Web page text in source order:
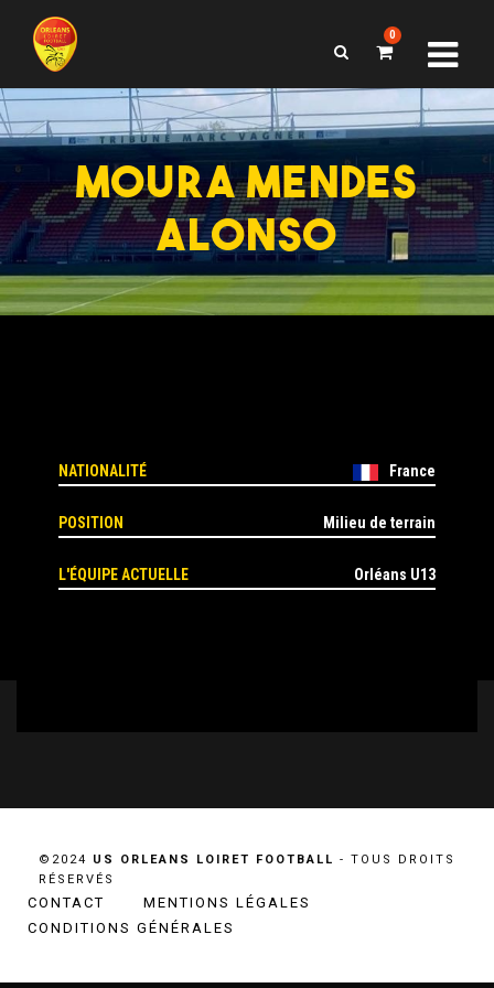
0
MOURA MENDES
ALONSO
NATIONALITÉ France
POSITION Milieu de terrain
L'ÉQUIPE ACTUELLE Orléans U13
©2024 US ORLEANS LOIRET FOOTBALL - TOUS DROITS
RÉSERVÉS
CONTACT
MENTIONS LÉGALES
CONDITIONS GÉNÉRALES